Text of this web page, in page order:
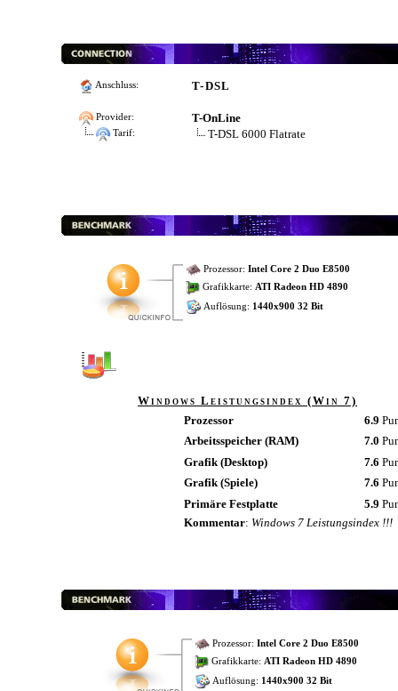
Anschluss: T-DSL
Provider: T-OnLine
Tarif: T-DSL 6000 Flatrate
Prozessor: Intel Core 2 Duo E8500
Grafikkarte: ATI Radeon HD 4890
Auflösung: 1440x900 32 Bit
Windows Leistungsindex (Win 7)
Prozessor
6.9
Arbeitsspeicher (RAM)
7.0
Grafik (Desktop)
7.6
Grafik (Spiele)
7.6
Primäre Festplatte
5.9
Kommentar: Windows 7 Leistungsindex !!!
Prozessor: Intel Core 2 Duo E8500
Grafikkarte: ATI Radeon HD 4890
Auflösung: 1440x900 32 Bit